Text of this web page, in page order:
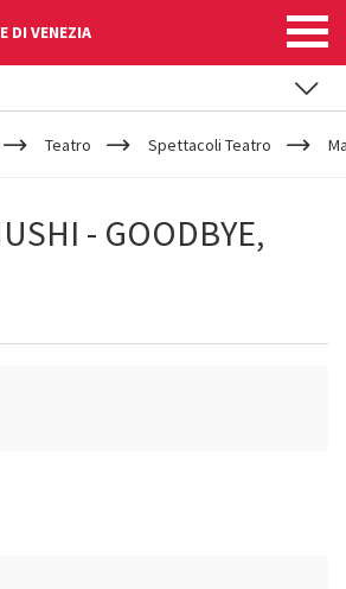
DI VENEZIA
Teatro Spettacoli Teatro
- GOODBYE,